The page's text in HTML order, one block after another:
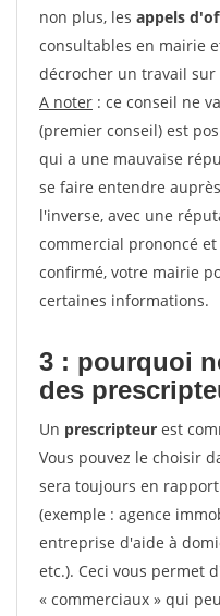
non plus, les appels
consultables en mairie
décrocher un travail
A noter : ce conseil ne
(premier conseil) est
qui a une mauvaise
se faire entendre
l'inverse, avec une
commercial prononcé
confirmé, votre mairie
certaines informations.
3 : pourquoi
des
Un prescripteur est
Vous pouvez le choisir
sera toujours en
(exemple : agence
entreprise d'aide à
etc.). Ceci vous permet
« commerciaux » qui